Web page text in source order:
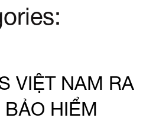
VIỆT NAM RA
HIỂM